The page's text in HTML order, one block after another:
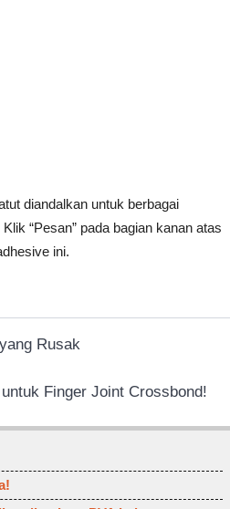
diandalkan untuk berbagai
“Pesan” pada bagian kanan atas
ini.
Rusak
Finger Joint Crossbond!